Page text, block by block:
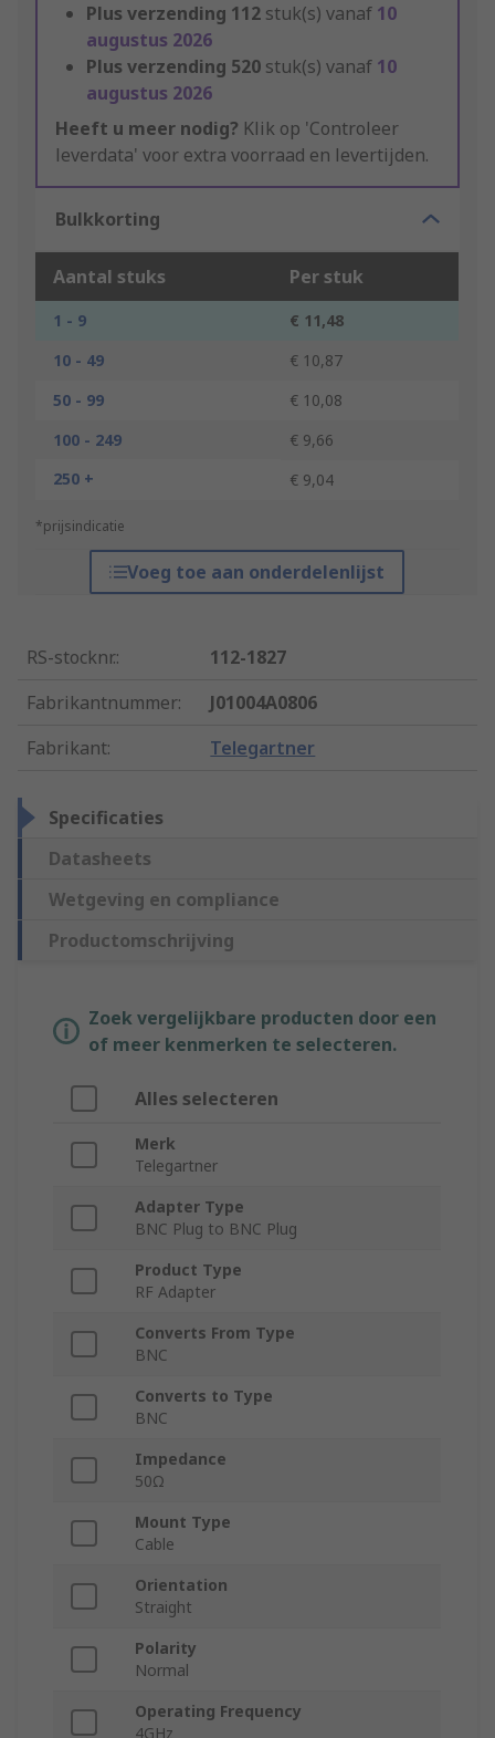
Plus verzending 112 stuk(s) vanaf 10
augustus 2026
Plus verzending 520 stuk(s) vanaf 10
augustus 2026
Heeft u meer nodig? Klik op 'Controleer
leverdata' voor extra voorraad en levertijden.
Bulkkorting
Aantal stuks Per stuk
1 - 9
€ 11,48
10 - 49
€ 10,87
50 - 99
€ 10,08
100 - 249
€ 9,66
250 +
€ 9,04
*prijsindicatie
Voeg toe aan onderdelenlijst
RS-stocknr.:
112-1827
Fabrikantnummer:
J01004A0806
Fabrikant: Telegartner
Specificaties
Datasheets
Wetgeving en compliance
Productomschrijving
Zoek vergelijkbare producten door een
of meer kenmerken te selecteren.
Alles selecteren
Merk
Telegartner
Adapter Type
BNC Plug to BNC Plug
Product Type
RF Adapter
Converts From Type
BNC
Converts to Type
BNC
Impedance
50Ω
Mount Type
Cable
Orientation
Straight
Polarity
Normal
Operating Frequency
4GHz